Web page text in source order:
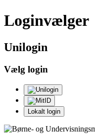
Loginvælger
Unilogin
Vælg login
Lokalt login